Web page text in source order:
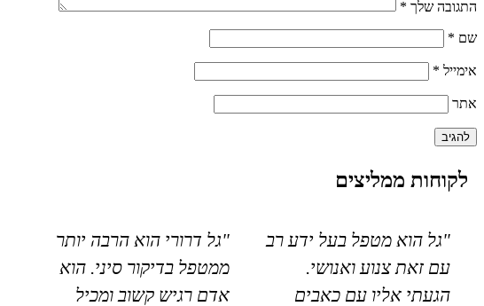
התגובה שלך *
שם *
אימייל *
אתר
לקוחות ממליצים
"גל הוא מטפל בעל ידע רב
עם זאת צנוע ואנושי.
הגעתי אליו עם כאבים
"גל דרורי הוא הרבה יותר
ממטפל בדיקור סיני. הוא
אדם רגיש קשוב ומכיל